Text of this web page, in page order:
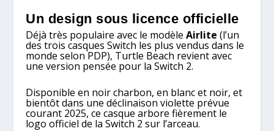
Un design sous licence officielle
Déjà très populaire avec le modèle Airlite (l’un
des trois casques Switch les plus vendus dans le
monde selon PDP), Turtle Beach revient avec
une version pensée pour la Switch 2.
Disponible en noir charbon, en blanc et noir, et
bientôt dans une déclinaison violette prévue
courant 2025, ce casque arbore fièrement le
logo officiel de la Switch 2 sur l’arceau.